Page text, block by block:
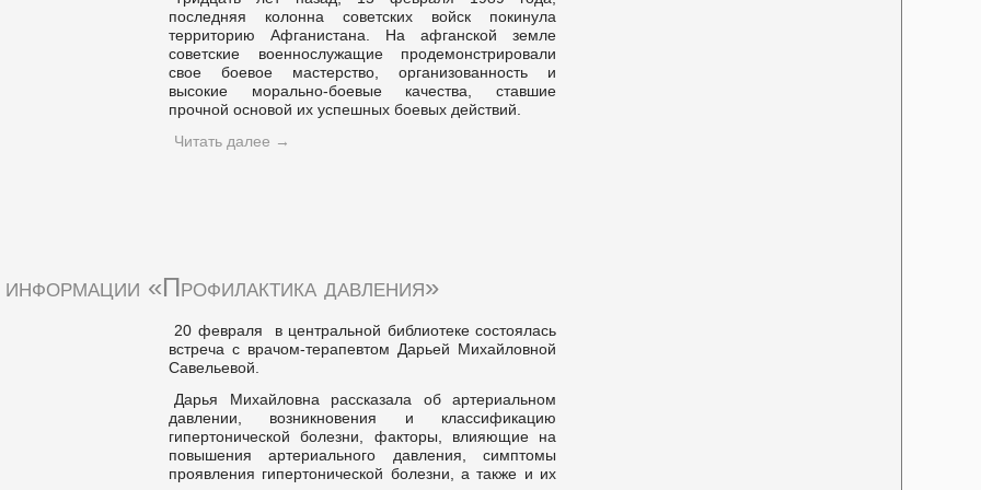
последняя колонна советских войск покинула
территорию Афганистана. На афганской земле
советские военнослужащие продемонстрировали
свое боевое мастерство, организованность и
высокие морально-боевые качества, ставшие
прочной основой их успешных боевых действий.
Читать далее →
«Профилактика давления»
20 февраля в центральной библиотеке состоялась
встреча с врачом-терапевтом Дарьей Михайловной
Савельевой.
Дарья Михайловна рассказала об артериальном
давлении, возникновения и классификацию
гипертонической болезни, факторы, влияющие на
повышения артериального давления, симптомы
проявления гипертонической болезни, а также и их